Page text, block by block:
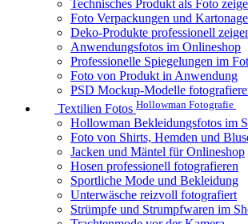
Technisches Produkt als Foto
Foto Verpackungen und
Deko-Produkte professionell
Anwendungsfotos im Onlineshop
Professionelle Spiegelungen im
Foto von Produkt in Anwendung
PSD Mockup-Modelle
Textilien Fotos Hollowman Fotografie
Hollowman Bekleidungsfotos im
Foto von Shirts, Hemden und
Jacken und Mäntel für Onlineshop
Hosen professionell fotografieren
Sportliche Mode und Bekleidung
Unterwäsche reizvoll fotografiert
Strümpfe und Strumpfwaren im